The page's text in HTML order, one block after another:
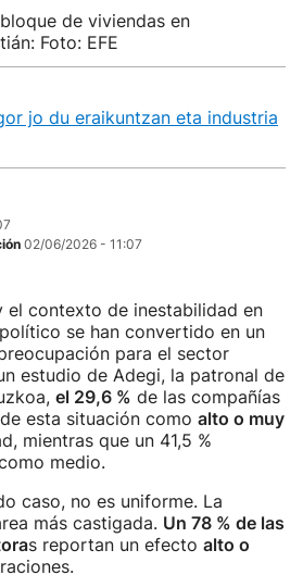
de viviendas en
Foto: EFE
jo du eraikuntzan eta industria
02/06/2026 - 11:07
el contexto de inestabilidad en
se han convertido en un
para el sector
estudio de Adegi, la patronal de
el 29,6 % de las compañías
esta situación como alto o muy
mientras que un 41,5 %
medio.
caso, no es uniforme. La
más castigada. Un 78 % de las
s reportan un efecto alto o